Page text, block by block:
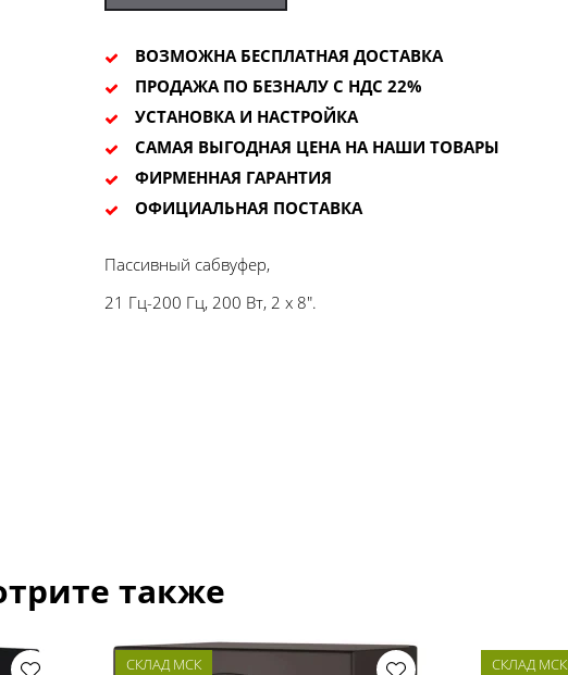
ВОЗМОЖНА БЕСПЛАТНАЯ ДОСТАВКА
ПРОДАЖА ПО БЕЗНАЛУ С НДС 22%
УСТАНОВКА И НАСТРОЙКА
САМАЯ ВЫГОДНАЯ ЦЕНА НА НАШИ ТОВАРЫ
ФИРМЕННАЯ ГАРАНТИЯ
ОФИЦИАЛЬНАЯ ПОСТАВКА
Пассивный сабвуфер,
21 Гц-200 Гц, 200 Вт, 2 x 8".
также
СКЛАД МСК СКЛАД МСК